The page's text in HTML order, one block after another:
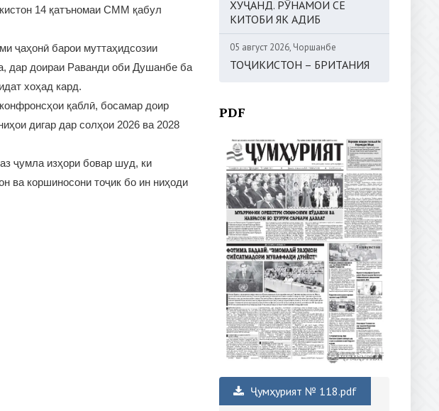
14 қатъномаи СММ қабул
ҷаҳонӣ барои муттаҳидсозии
дар доираи Раванди оби Душанбе ба
хоҳад кард.
қаблӣ, босамар доир
дигар дар солҳои 2026 ва 2028
ҷумла изҳори бовар шуд, ки
ва коршиносони тоҷик бо ин ниҳоди
ХУҶАНД. РӮНАМОИ СЕ
КИТОБИ ЯК АДИБ
05 август 2026, Чоршанбе
ТОҶИКИСТОН – БРИТАНИЯ
PDF
Ҷумҳурият № 118.pdf